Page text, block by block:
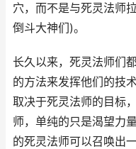
穴，而不是与死灵法师
倒斗大神们)。
长久以来，死灵法师们
的方法来发挥他们的技
取决于死灵法师的目标
师，单纯的只是渴望力
的死灵法师可以召唤出